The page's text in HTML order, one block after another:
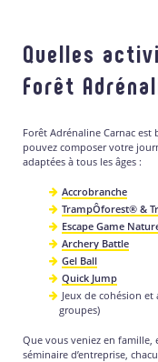
Quelles
Forêt
Forêt Adrénaline Carnac est
pouvez composer votre
adaptées à tous les âges :
Accrobranche
TrampÔforest® &
Escape Game
Archery Battle
Gel Ball
Quick Jump
Jeux de cohésion
groupes)
Que vous veniez en
séminaire d’entreprise,